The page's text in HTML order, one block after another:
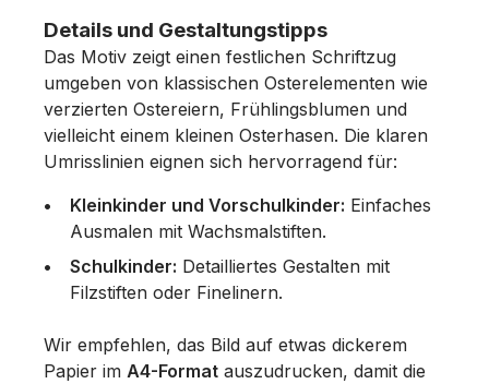
Details und Gestaltungstipps
Das Motiv zeigt einen festlichen Schriftzug
umgeben von klassischen Osterelementen wie
verzierten Ostereiern, Frühlingsblumen und
vielleicht einem kleinen Osterhasen. Die klaren
Umrisslinien eignen sich hervorragend für:
Kleinkinder und Vorschulkinder: Einfaches
Ausmalen mit Wachsmalstiften.
Schulkinder: Detailliertes Gestalten mit
Filzstiften oder Finelinern.
Wir empfehlen, das Bild auf etwas dickerem
Papier im A4-Format auszudrucken, damit die